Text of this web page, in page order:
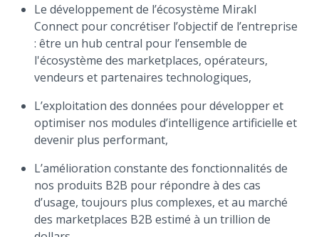
Le développement de l’écosystème Mirakl
Connect pour concrétiser l’objectif de l’entreprise
: être un hub central pour l’ensemble de
l'écosystème des marketplaces, opérateurs,
vendeurs et partenaires technologiques,
L’exploitation des données pour développer et
optimiser nos modules d’intelligence artificielle et
devenir plus performant,
L’amélioration constante des fonctionnalités de
nos produits B2B pour répondre à des cas
d’usage, toujours plus complexes, et au marché
des marketplaces B2B estimé à un trillion de